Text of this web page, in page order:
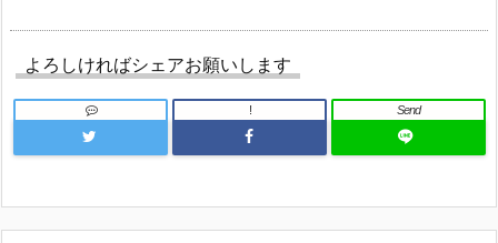
よろしければシェアお願いします
! Send